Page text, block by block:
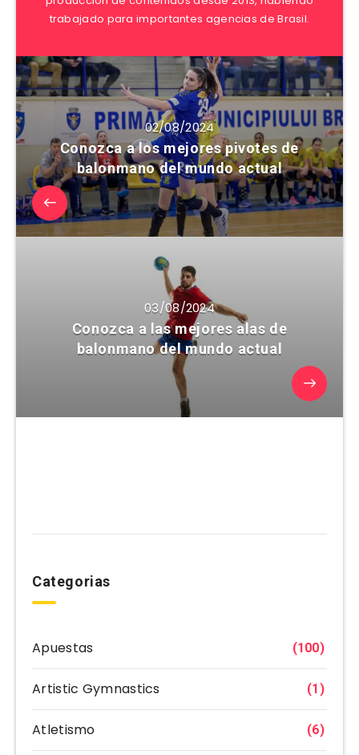
trabajado para importantes agencias de Brasil.
02/08/2024
Conozca a los mejores pivotes de
balonmano del mundo actual
03/08/2024
Conozca a las mejores alas de
balonmano del mundo actual
Categorias
Apuestas (100)
Artistic Gymnastics (1)
Atletismo (6)